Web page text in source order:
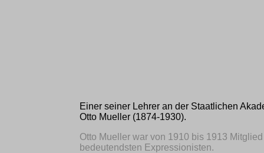
Einer seiner Lehrer an der Staatlichen
Otto Mueller (1874-1930).
Otto Mueller war von 1910 bis 1913
bedeutendsten Expressionisten.